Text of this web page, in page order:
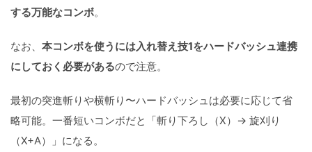
する万能なコンボ。
なお、 本コンボを使うには入れ替え技1をハードバッシュ連携
にしておく必要があるので注意。
最初の突進斬りや横斬り〜ハードバッシュは必要に応じて省
略可能。一番短いコンボだと「斬り下ろし（X）→ 旋刈り
（X+A）」になる。